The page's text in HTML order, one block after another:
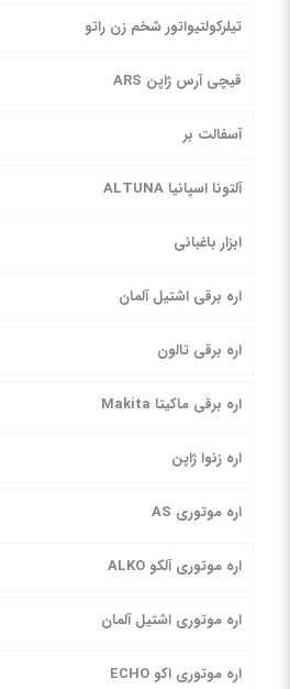
تیلرکولتیواتور شخم زن راتو
قیچی آرس ژاپن ARS
آسفالت بر
آلتونا اسپانیا ALTUNA
ابزار باغبانی
اره برقی اشتیل آلمان
اره برقی تالون
اره برقی ماکیتا Makita
اره زنوا ژاپن
اره موتوری AS
اره موتوری آلکو ALKO
اره موتوری اشتیل آلمان
اره موتوری اکو ECHO